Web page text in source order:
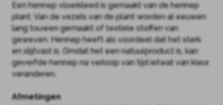
Een hennep vloerkleed is gemaakt van de hennep
plant. Van de vezels van de plant worden al eeuwen
lang touwen gemaakt of textiele stoffen van
geweven. Hennep heeft als voordeel dat het sterk
en slijtvast is. Omdat het een natuurproduct is, kan
geverfde hennep na verloop van tijd ietwat van kleur
veranderen.
Afmetingen